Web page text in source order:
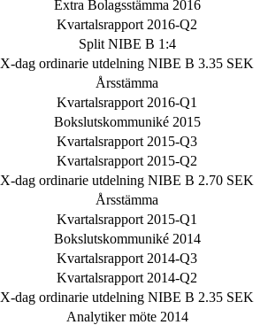
Extra Bolagsstämma 2016
Kvartalsrapport 2016-Q2
Split NIBE B 1:4
X-dag ordinarie utdelning NIBE B 3.35 SEK
Årsstämma
Kvartalsrapport 2016-Q1
Bokslutskommuniké 2015
Kvartalsrapport 2015-Q3
Kvartalsrapport 2015-Q2
X-dag ordinarie utdelning NIBE B 2.70 SEK
Årsstämma
Kvartalsrapport 2015-Q1
Bokslutskommuniké 2014
Kvartalsrapport 2014-Q3
Kvartalsrapport 2014-Q2
X-dag ordinarie utdelning NIBE B 2.35 SEK
Analytiker möte 2014